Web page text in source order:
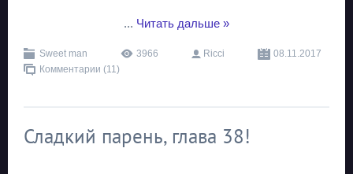
... Читать дальше »
Sweet man 3966 Ricci
08.11.2017
Комментарии (11)
Сладкий парень, глава 38!